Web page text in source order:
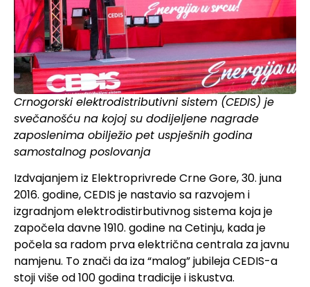
Crnogorski elektrodistributivni sistem (CEDIS) je
svečanošću na kojoj su dodijeljene nagrade
zaposlenima obilježio pet uspješnih godina
samostalnog poslovanja
Izdvajanjem iz Elektroprivrede Crne Gore, 30. juna
2016. godine, CEDIS je nastavio sa razvojem i
izgradnjom elektrodistirbutivnog sistema koja je
započela davne 1910. godine na Cetinju, kada je
počela sa radom prva električna centrala za javnu
namjenu. To znači da iza “malog” jubileja CEDIS-a
stoji više od 100 godina tradicije i iskustva.